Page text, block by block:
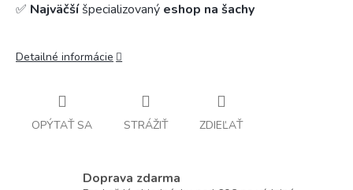
✅ Najväčšíšpecializovaný eshop na šachy
Detailné informácie
OPÝTAŤ SA STRÁŽIŤ ZDIEĽAŤ
Doprava zdarma